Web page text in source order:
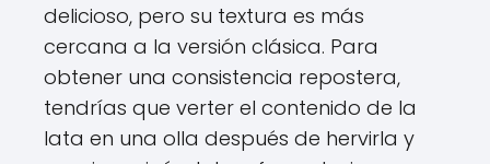
delicioso, pero su textura es más
cercana a la versión clásica. Para
obtener una consistencia repostera,
tendrías que verter el contenido de la
lata en una olla después de hervirla y